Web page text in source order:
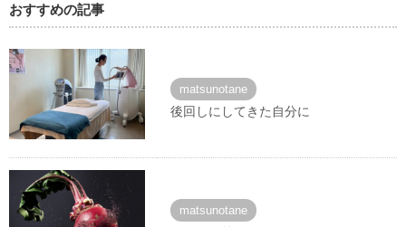
おすすめの記事
matsunotane
後回しにしてきた自分に
matsunotane